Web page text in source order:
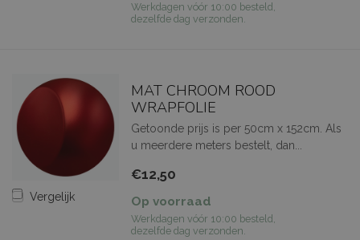
Werkdagen vóór 10:00 besteld,
dezelfde dag verzonden.
Vergelijk
MAT CHROOM ROOD
WRAPFOLIE
Getoonde prijs is per 50cm x 152cm. Als
u meerdere meters bestelt, dan...
€12,50
Op voorraad
Werkdagen vóór 10:00 besteld,
dezelfde dag verzonden.